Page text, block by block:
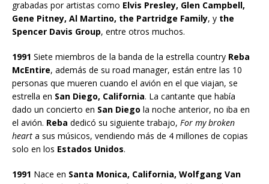
grabadas por artistas como Elvis Presley, Glen Campbell,
Gene Pitney, Al Martino, the Partridge Family, y the
Spencer Davis Group, entre otros muchos.
1991 Siete miembros de la banda de la estrella country Reba
McEntire, además de su road manager, están entre las 10
personas que mueren cuando el avión en el que viajan, se
estrella en San Diego, California. La cantante que había
dado un concierto en San Diego la noche anterior, no iba en
el avión. Reba dedicó su siguiente trabajo, For my broken
heart a sus músicos, vendiendo más de 4 millones de copias
solo en los Estados Unidos.
1991 Nace en Santa Monica, California, Wolfgang Van